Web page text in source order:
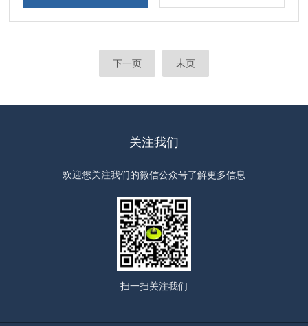
下一页 末页
关注我们
欢迎您关注我们的微信公众号了解更多信息
扫一扫关注我们